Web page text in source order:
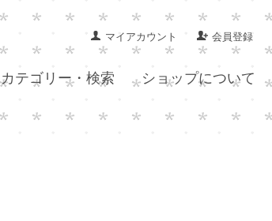
マイアカウント 会員登録
カテゴリー・検索 ショップについて